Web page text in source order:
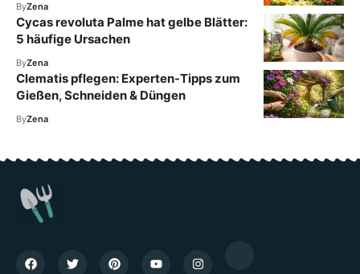
ByZena
Cycas revoluta Palme hat gelbe Blätter:
5 häufige Ursachen
ByZena
Clematis pflegen: Experten-Tipps zum
Gießen, Schneiden & Düngen
ByZena